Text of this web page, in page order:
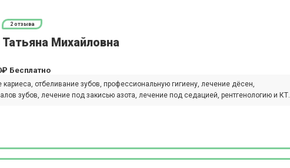
2 отзыва
Татьяна Михайловна
Бесплатно
кариеса, отбеливание зубов, профессиональную гигиену, лечение дёсен,
зубов, лечение под закисью азота, лечение под седацией, рентгенологию и КТ.